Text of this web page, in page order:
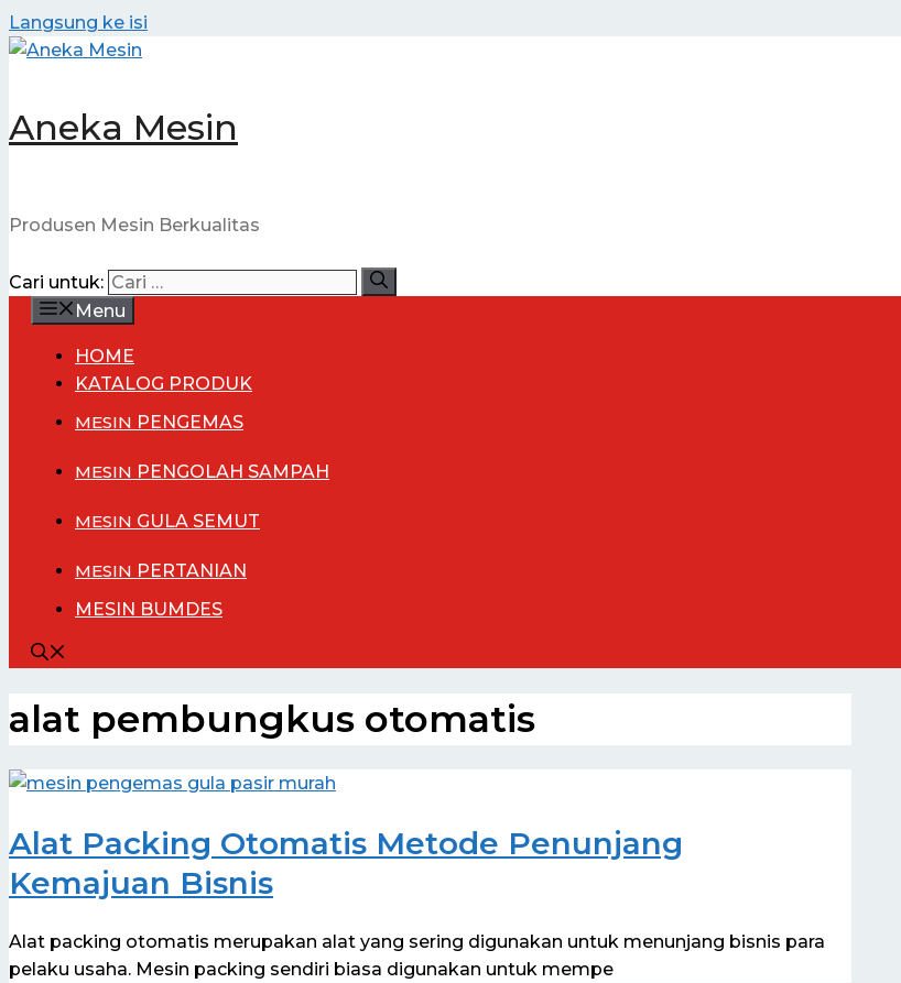
Langsung ke isi
Aneka Mesin
Produsen Mesin Berkualitas
Cari untuk:
Menu
HOME
KATALOG PRODUK
MESIN PENGEMAS
MESIN PENGOLAH SAMPAH
MESIN GULA SEMUT
MESIN PERTANIAN
MESIN BUMDES
alat pembungkus otomatis
Alat Packing Otomatis Metode Penunjang
Kemajuan Bisnis
Alat packing otomatis merupakan alat yang sering digunakan untuk menunjang bisnis para
pelaku usaha. Mesin packing sendiri biasa digunakan untuk mempe